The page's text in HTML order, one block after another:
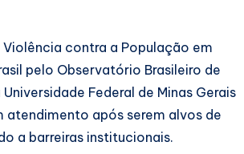
contra a População em
pelo Observatório Brasileiro de
Federal de Minas Gerais
atendimento após serem alvos de
a barreiras institucionais.